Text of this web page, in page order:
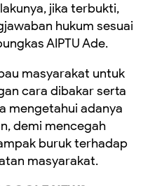
jika terbukti,
hukum sesuai
AIPTU Ade.
masyarakat untuk
cara dibakar serta
mengetahui adanya
demi mencegah
buruk terhadap
masyarakat.